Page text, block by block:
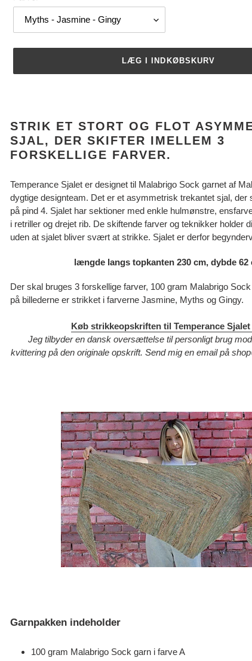
LÆG I INDKØBSKURV
din
indkøbskurv
STRIK ET STORT OG FLOT
SJAL, DER SKIFTER IMELLEM 3
FORSKELLIGE FARVER.
Temperance Sjalet er designet til Malabrigo Sock garnet af
dygtige designteam. Det er et asymmetrisk trekantet sjal,
på pind 4. Sjalet har sektioner med enkle hulmønstre,
i retriller og drejet rib. De skiftende farver og teknikker holder
uden at sjalet bliver svært at strikke. Sjalet er derfor
længde langs topkanten 230 cm, dybde 62
Der skal bruges 3 forskellige farver, 100 gram Malabrigo
på billederne er strikket i farverne Jasmine, Myths og Gingy.
Køb strikkeopskriften til Temperance Sjalet
Jeg tilbyder en dansk oversættelse til personligt brug
kvittering på den originale opskrift. Send mig en email på
Garnpakken indeholder
100 gram Malabrigo Sock garn i farve A